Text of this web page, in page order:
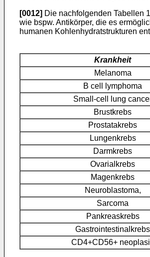
[0012] Die nachfolgenden Tabellen
wie bspw. Antikörper, die es
humanen Kohlenhydratstrukturen
Krankheit
Melanoma
B cell lymphoma
Small-cell lung
Brustkrebs
Prostatakrebs
Lungenkrebs
Darmkrebs
Ovarialkrebs
Magenkrebs
Neuroblastoma,
Sarcoma
Pankreaskrebs
Gastrointestinalkrebs
CD4+CD56+